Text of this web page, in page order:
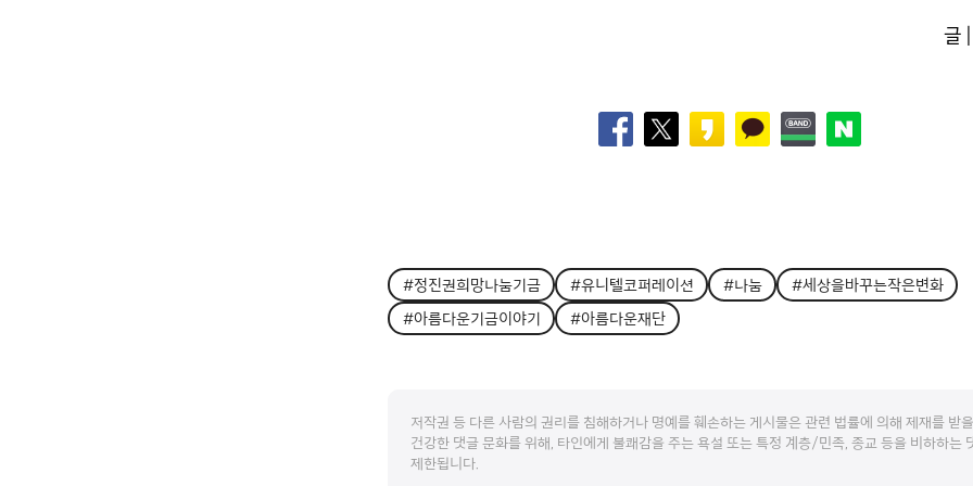
글
#정진권희망나눔기금 #유니텔코퍼레이션 #나눔
#세상을바꾸는작은변화
#아름다운기금이야기
#아름다운재단